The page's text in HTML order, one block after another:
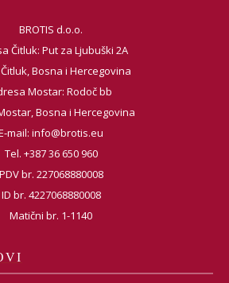
BROTIS d.o.o.
Čitluk: Put za Ljubuški 2A
Čitluk, Bosna i Hercegovina
Mostar: Rodoč bb
Bosna i Hercegovina
mail: info@brotis.eu
Tel. +387 36 650 960
PDV br. 227068880008
ID br. 4227068880008
Matični br. 1-1140